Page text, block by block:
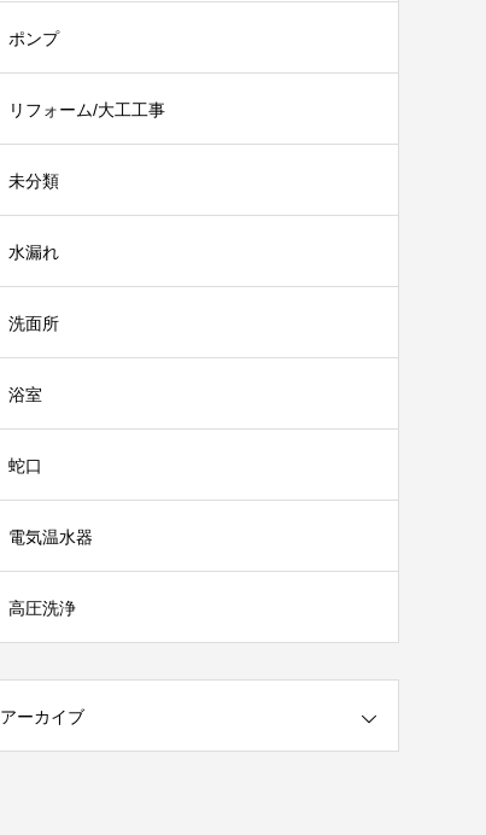
ポンプ
リフォーム/大工工事
未分類
水漏れ
洗面所
浴室
蛇口
電気温水器
高圧洗浄
アーカイブ